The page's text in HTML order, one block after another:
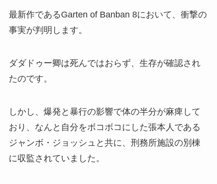
最新作であるGarten of Banban 8において、衝撃の
事実が判明します。
ダダドゥー卿は死んではおらず、生存が確認され
たのです。
しかし、爆発と暴行の影響で体の半分が麻痺して
おり、なんと自分をボコボコにした張本人である
ジャンボ・ジョッシュと共に、刑務所施設の別棟
に収監されていました。